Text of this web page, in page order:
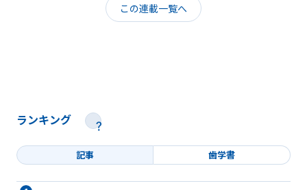
この連載一覧へ
ランキング
記事 歯学書